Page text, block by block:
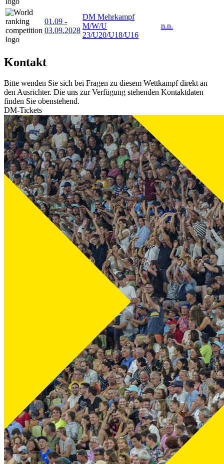
01.09 -
03.09.2028
DM Mehrkampf
M/W/U
23/U20/U18/U16
n.n.
Kontakt
Bitte wenden Sie sich bei Fragen zu diesem Wettkampf direkt an
den Ausrichter. Die uns zur Verfügung stehenden Kontaktdaten
finden Sie obenstehend.
DM-Tickets